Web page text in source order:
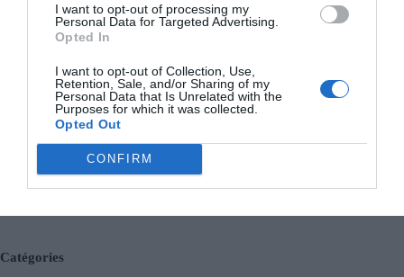
I want to opt-out of processing my
Personal Data for Targeted Advertising.
Opted In
I want to opt-out of Collection, Use,
Retention, Sale, and/or Sharing of my
Personal Data that Is Unrelated with the
Purposes for which it was collected.
Opted Out
CONFIRM
Équilibre Vie Professionnelle et Personnelle : Stratégies
Catégories